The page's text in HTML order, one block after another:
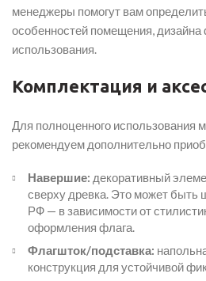
менеджеры помогут вам
особенностей помещения, дизайна
использования.
Комплектация и
Для полноценного использования
рекомендуем дополнительно
Навершие: декоративный
сверху древка. Это может быть
РФ — в зависимости от
оформления флага.
Флагшток/подставка:
конструкция для устойчивой